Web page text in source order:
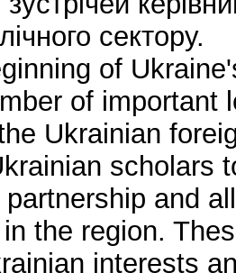
сектору.
of
of important
Ukrainian
scholars
and
the region.
interests